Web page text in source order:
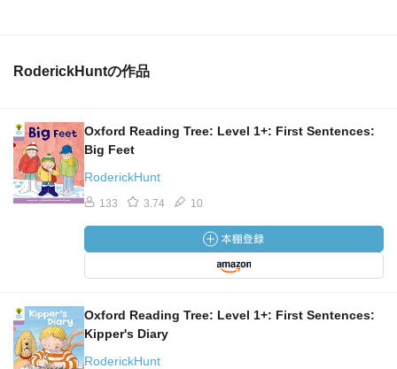
RoderickHuntの作品
Oxford Reading Tree: Level 1+: First Sentences:
Big Feet
RoderickHunt
133 3.74 10
Oxford Reading Tree: Level 1+: First Sentences:
Kipper's Diary
RoderickHunt